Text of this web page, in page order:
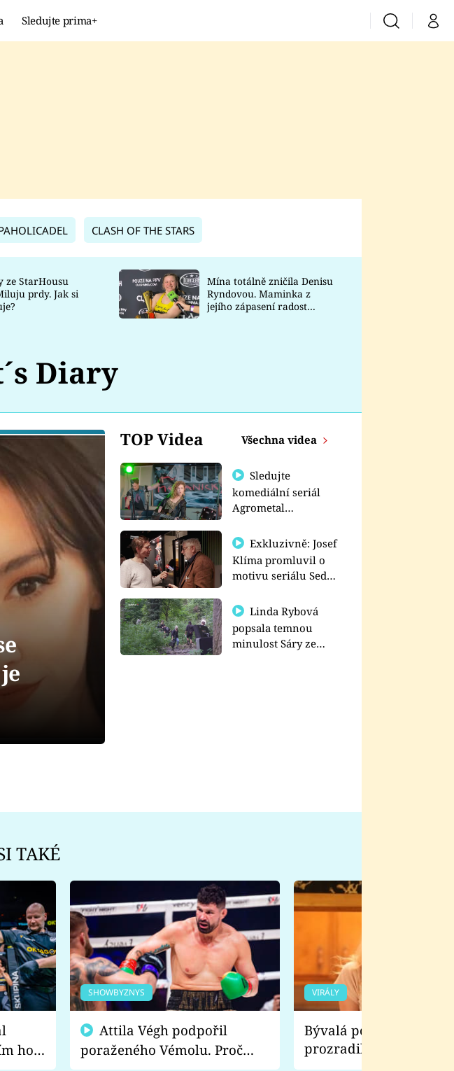
Sledujte prima+ VyhledáváníMůj
Prima Lajk
Sledujte nás
CLASH OF THE STARS
ze StarHousu
prdy. Jak si
Mína totálně zničila Denisu
Ryndovou. Maminka z
jejího zápasení radost
Diary
TOP Videa Všechna videa
Sledujte
komediální seriál
Agrometal
prima+
Exkluzivně: Josef
Klíma promluvil o
motivu seriálu Sedm
Linda Rybová
popsala temnou
minulost Sáry ze
TAKÉ
ho
SHOWBYZNYS
poraženého Vémolu. Proč
chce raději zápasit s ním než
VIRÁLY
Bývalá pornoherečka
prozradila, co ji
natáčení Euforie.